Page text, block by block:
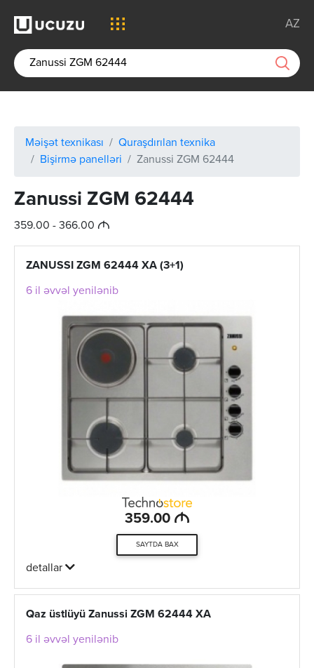
AZ
Məişət texnikası
Quraşdırılan texnika
Bişirmə panelləri
Zanussi ZGM 62444
Zanussi ZGM 62444
359.00 - 366.00 M
ZANUSSI ZGM 62444 XA (3+1)
6 il əvvəl yenilənib
359.00 M
SAYTDA BAX
detallar
Qaz üstlüyü Zanussi ZGM 62444 XA
6 il əvvəl yenilənib